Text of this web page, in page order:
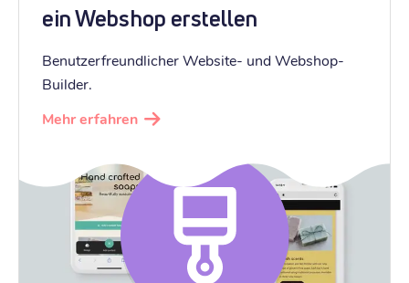
ein Webshop erstellen
Benutzerfreundlicher Website- und Webshop-
Builder.
Mehr erfahren